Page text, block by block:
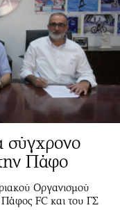
σύγχρονο
Πάφο
Οργανισμού
FC και του ΓΣ